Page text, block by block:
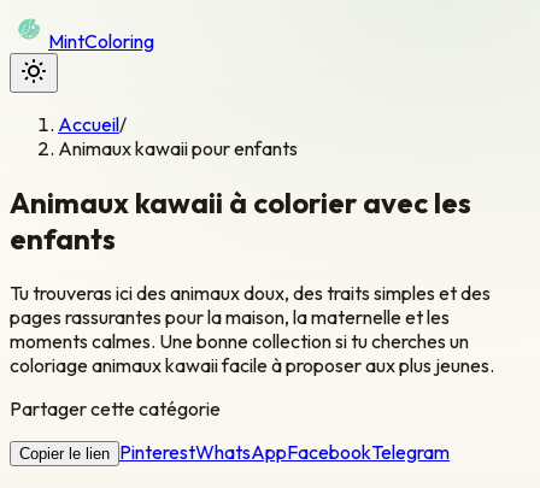
MintColoring
Accueil/
Animaux kawaii pour enfants
Animaux kawaii à colorier avec les
enfants
Tu trouveras ici des animaux doux, des traits simples et des
pages rassurantes pour la maison, la maternelle et les
moments calmes. Une bonne collection si tu cherches un
coloriage animaux kawaii facile à proposer aux plus jeunes.
Partager cette catégorie
Copier le lien PinterestWhatsAppFacebookTelegram